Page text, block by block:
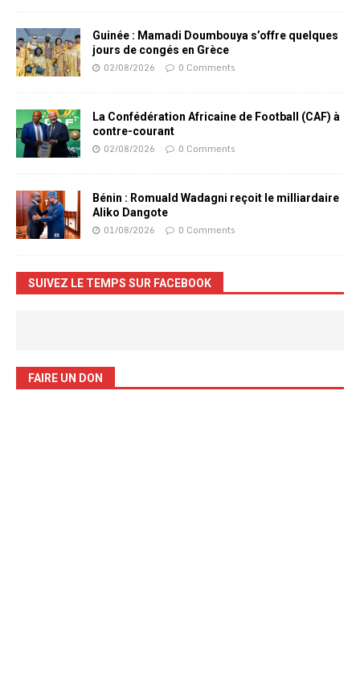
Guinée : Mamadi Doumbouya s’offre quelques
jours de congés en Grèce
02/08/2026 0 Comments
La Confédération Africaine de Football (CAF) à
contre-courant
02/08/2026 0 Comments
Bénin : Romuald Wadagni reçoit le milliardaire
Aliko Dangote
01/08/2026 0 Comments
SUIVEZ LE TEMPS SUR FACEBOOK
FAIRE UN DON